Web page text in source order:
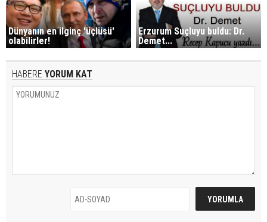
Dünyanın en ilginç 'üçlüsü'
olabilirler!
Erzurum Suçluyu buldu: Dr.
Demet...
HABERE YORUM KAT